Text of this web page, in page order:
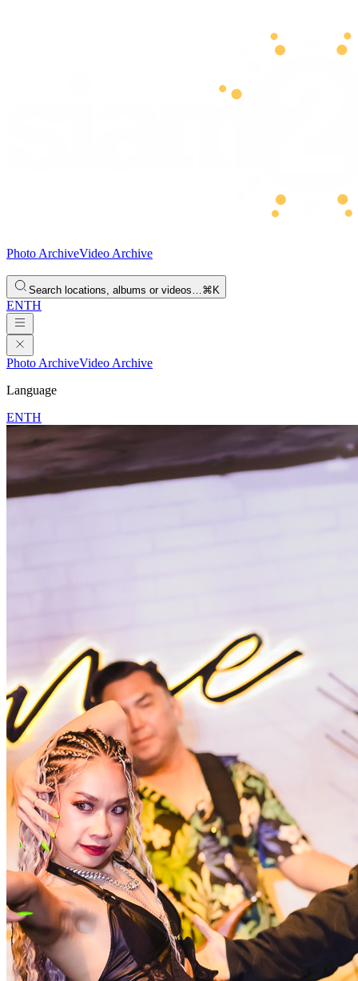
Photo ArchiveVideo Archive
Search locations, albums or videos…⌘K
ENTH
Photo ArchiveVideo Archive
Language
ENTH